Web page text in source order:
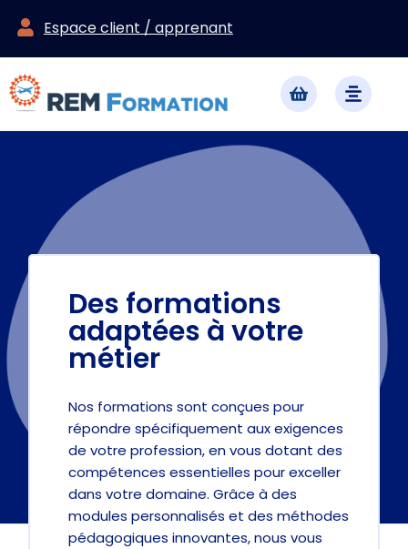
Espace client / apprenant
Des formations
adaptées à votre
métier
Nos formations sont conçues pour
répondre spécifiquement aux exigences
de votre profession, en vous dotant des
compétences essentielles pour exceller
dans votre domaine. Grâce à des
modules personnalisés et des méthodes
pédagogiques innovantes, nous vous